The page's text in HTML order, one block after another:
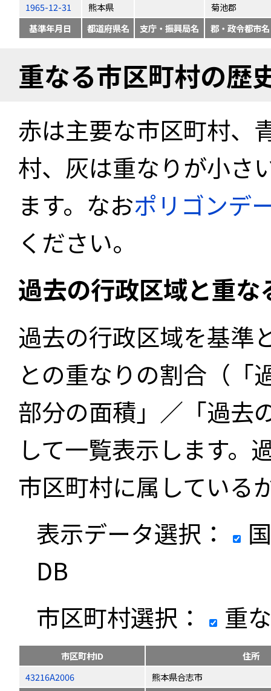
1965-12-31
熊本県
菊池郡
基準年月日
都道府県名 支庁・振興局名 郡・政令都市名
重なる市区町村の歴
赤は主要な市区町村、
村、灰は重なりが小さ
ます。なおポリゴンデ
ください。
過去の行政区域と重
過去の行政区域を基準
との重なりの割合（「
部分の面積」／「過去
して一覧表示します。
市区町村に属している
表示データ選択：
DB
市区町村選択：
重
市区町村ID
住所
43216A2006
熊本県合志市